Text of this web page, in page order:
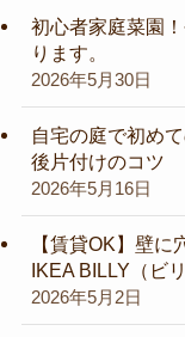
初心者家庭菜園
ります。
2026年5月30日
自宅の庭で初め
後片付けのコツ
2026年5月16日
【賃貸OK】壁に
IKEA BILLY（ビ
2026年5月2日